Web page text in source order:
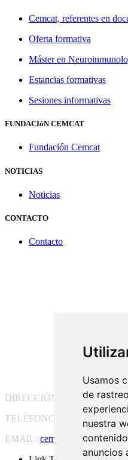
Usamos
de
nuestra
anuncios
Cemcat, referentes en
Oferta formativa
Máster en
Estancias formativas
Sesiones informativas
FUNDACIóN CEMCAT
Fundación Cemcat
NOTICIAS
Noticias
CONTACTO
Contacto
DIRECCIÓN:
Pg. Vall
TELÉFONO:
(+34) 93 175 15
EMAIL: cem-cat@cem-cat.org